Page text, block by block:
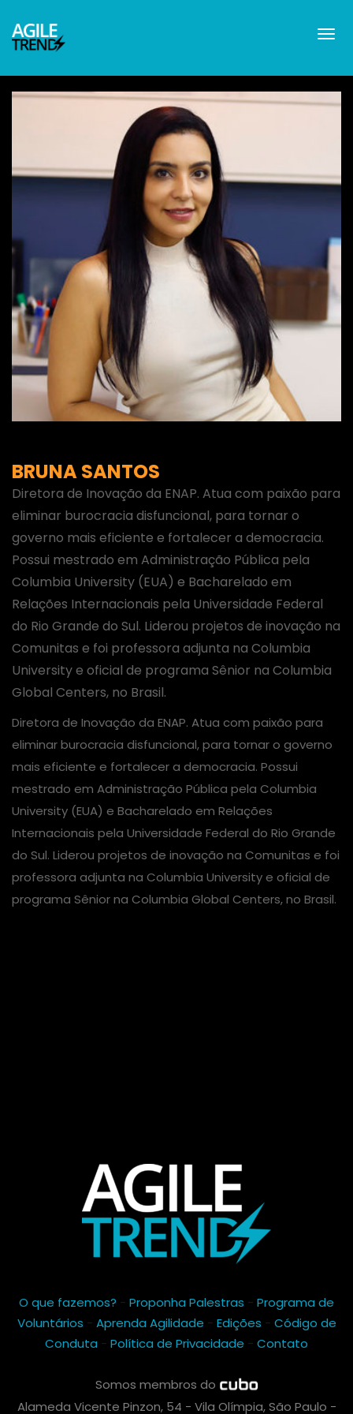
BRUNA SANTOS
Diretora de Inovação da ENAP. Atua com paixão para
eliminar burocracia disfuncional, para tornar o
governo mais eficiente e fortalecer a democracia.
Possui mestrado em Administração Pública pela
Columbia University (EUA) e Bacharelado em
Relações Internacionais pela Universidade Federal
do Rio Grande do Sul. Liderou projetos de inovação na
Comunitas e foi professora adjunta na Columbia
University e oficial de programa Sênior na Columbia
Global Centers, no Brasil.
Diretora de Inovação da ENAP. Atua com paixão para
eliminar burocracia disfuncional, para tornar o governo
mais eficiente e fortalecer a democracia. Possui
mestrado em Administração Pública pela Columbia
University (EUA) e Bacharelado em Relações
Internacionais pela Universidade Federal do Rio Grande
do Sul. Liderou projetos de inovação na Comunitas e foi
professora adjunta na Columbia University e oficial de
programa Sênior na Columbia Global Centers, no Brasil.
O que fazemos? - Proponha Palestras - Programa de
Voluntários - Aprenda Agilidade - Edições - Código de
Conduta - Política de Privacidade - Contato
Somos membros do
Alameda Vicente Pinzon, 54 - Vila Olímpia, São Paulo -